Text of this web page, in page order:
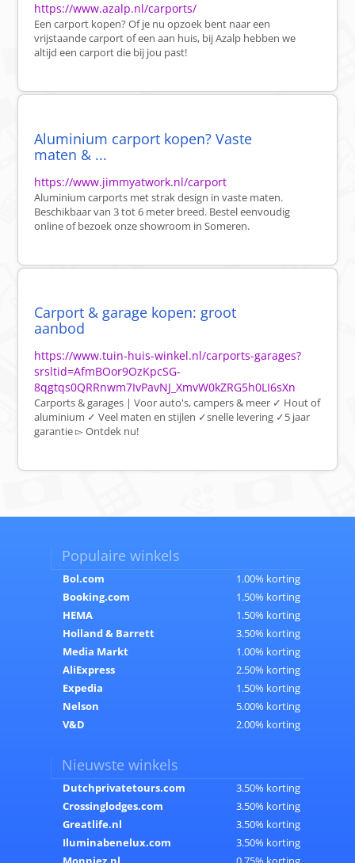
https://www.azalp.nl/carports/
Een carport kopen? Of je nu opzoek bent naar een
vrijstaande carport of een aan huis, bij Azalp hebben we
altijd een carport die bij jou past!
Aluminium carport kopen? Vaste
maten & ...
https://www.jimmyatwork.nl/carport
Aluminium carports met strak design in vaste maten.
Beschikbaar van 3 tot 6 meter breed. Bestel eenvoudig
online of bezoek onze showroom in Someren.
Carport & garage kopen: groot
aanbod
https://www.tuin-huis-winkel.nl/carports-garages?
srsltid=AfmBOor9OzKpcSG-
8qgtqs0QRRnwm7IvPavNJ_XmvW0kZRG5h0LI6sXn
Carports & garages | Voor auto's, campers & meer ✓ Hout of
aluminium ✓ Veel maten en stijlen ✓snelle levering ✓5 jaar
garantie ▻ Ontdek nu!
Populaire winkels
Bol.com
1.00% korting
Booking.com
1.50% korting
HEMA
1.50% korting
Holland & Barrett
3.50% korting
Media Markt
1.00% korting
AliExpress
2.50% korting
Expedia
1.50% korting
Nelson
5.00% korting
V&D
2.00% korting
Nieuwste winkels
Dutchprivatetours.com
3.50% korting
Crossinglodges.com
3.50% korting
Greatlife.nl
3.50% korting
Iluminabenelux.com
3.50% korting